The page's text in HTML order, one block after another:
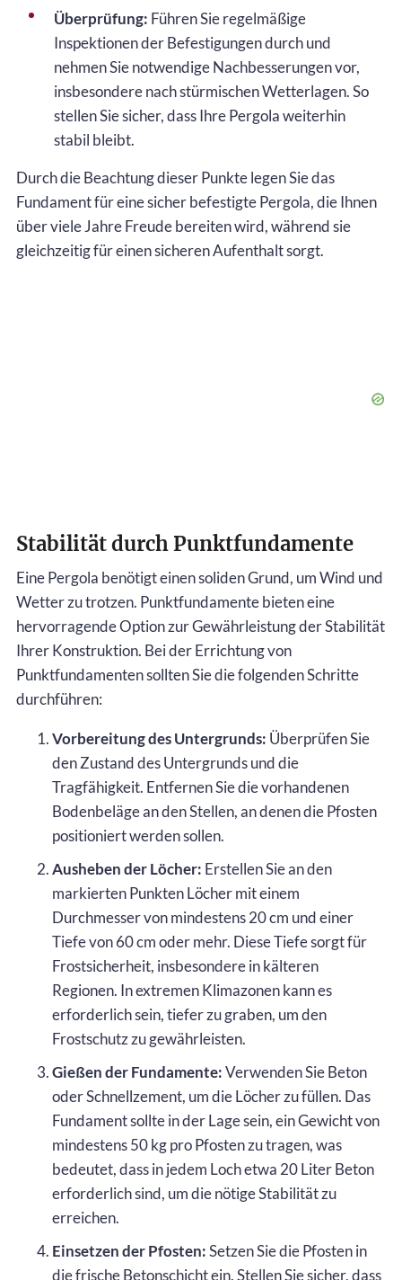
Überprüfung: Führen Sie regelmäßige
Inspektionen der Befestigungen durch und
nehmen Sie notwendige Nachbesserungen vor,
insbesondere nach stürmischen Wetterlagen. So
stellen Sie sicher, dass Ihre Pergola weiterhin
stabil bleibt.
Durch die Beachtung dieser Punkte legen Sie das
Fundament für eine sicher befestigte Pergola, die Ihnen
über viele Jahre Freude bereiten wird, während sie
gleichzeitig für einen sicheren Aufenthalt sorgt.
Stabilität durch Punktfundamente
Eine Pergola benötigt einen soliden Grund, um Wind und
Wetter zu trotzen. Punktfundamente bieten eine
hervorragende Option zur Gewährleistung der Stabilität
Ihrer Konstruktion. Bei der Errichtung von
Punktfundamenten sollten Sie die folgenden Schritte
durchführen:
Vorbereitung des Untergrunds: Überprüfen Sie
den Zustand des Untergrunds und die
Tragfähigkeit. Entfernen Sie die vorhandenen
Bodenbeläge an den Stellen, an denen die Pfosten
positioniert werden sollen.
Ausheben der Löcher: Erstellen Sie an den
markierten Punkten Löcher mit einem
Durchmesser von mindestens 20 cm und einer
Tiefe von 60 cm oder mehr. Diese Tiefe sorgt für
Frostsicherheit, insbesondere in kälteren
Regionen. In extremen Klimazonen kann es
erforderlich sein, tiefer zu graben, um den
Frostschutz zu gewährleisten.
Gießen der Fundamente:Verwenden Sie Beton
oder Schnellzement, um die Löcher zu füllen. Das
Fundament sollte in der Lage sein, ein Gewicht von
mindestens 50 kg pro Pfosten zu tragen, was
bedeutet, dass in jedem Loch etwa 20 Liter Beton
erforderlich sind, um die nötige Stabilität zu
erreichen.
Einsetzen der Pfosten:Setzen Sie die Pfosten in
die frische Betonschicht ein. Stellen Sie sicher, dass